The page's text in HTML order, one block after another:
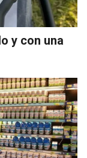
y con una